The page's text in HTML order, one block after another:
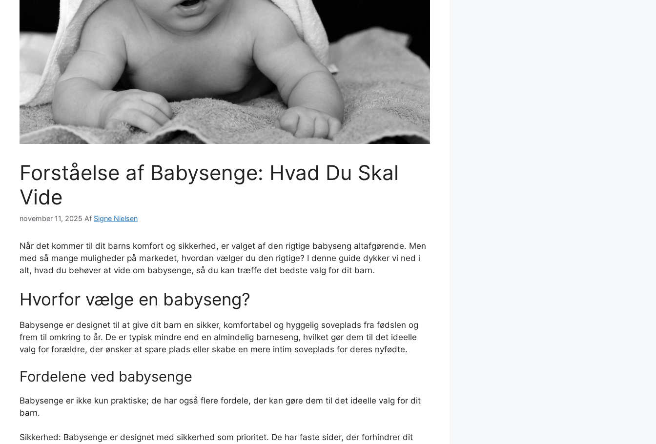
Forståelse af Babysenge: Hvad Du Skal
Vide
november 11, 2025 Af Signe Nielsen
Når det kommer til dit barns komfort og sikkerhed, er valget af den rigtige babyseng altafgørende. Men
med så mange muligheder på markedet, hvordan vælger du den rigtige? I denne guide dykker vi ned i
alt, hvad du behøver at vide om babysenge, så du kan træffe det bedste valg for dit barn.
Hvorfor vælge en babyseng?
Babysenge er designet til at give dit barn en sikker, komfortabel og hyggelig soveplads fra fødslen og
frem til omkring to år. De er typisk mindre end en almindelig barneseng, hvilket gør dem til det ideelle
valg for forældre, der ønsker at spare plads eller skabe en mere intim soveplads for deres nyfødte.
Fordelene ved babysenge
Babysenge er ikke kun praktiske; de har også flere fordele, der kan gøre dem til det ideelle valg for dit
barn.
Sikkerhed: Babysenge er designet med sikkerhed som prioritet. De har faste sider, der forhindrer dit